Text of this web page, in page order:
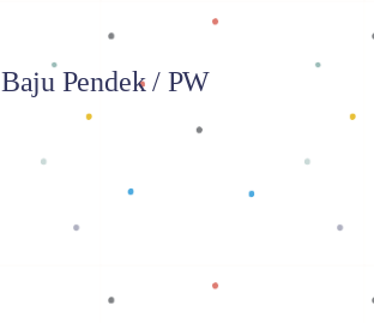
Baju Pendek / PW
Baca selengkapnya